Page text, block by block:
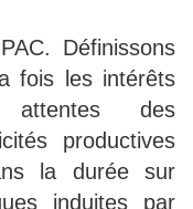
Définissons
fois les intérêts
des
productives
la durée sur
induites par